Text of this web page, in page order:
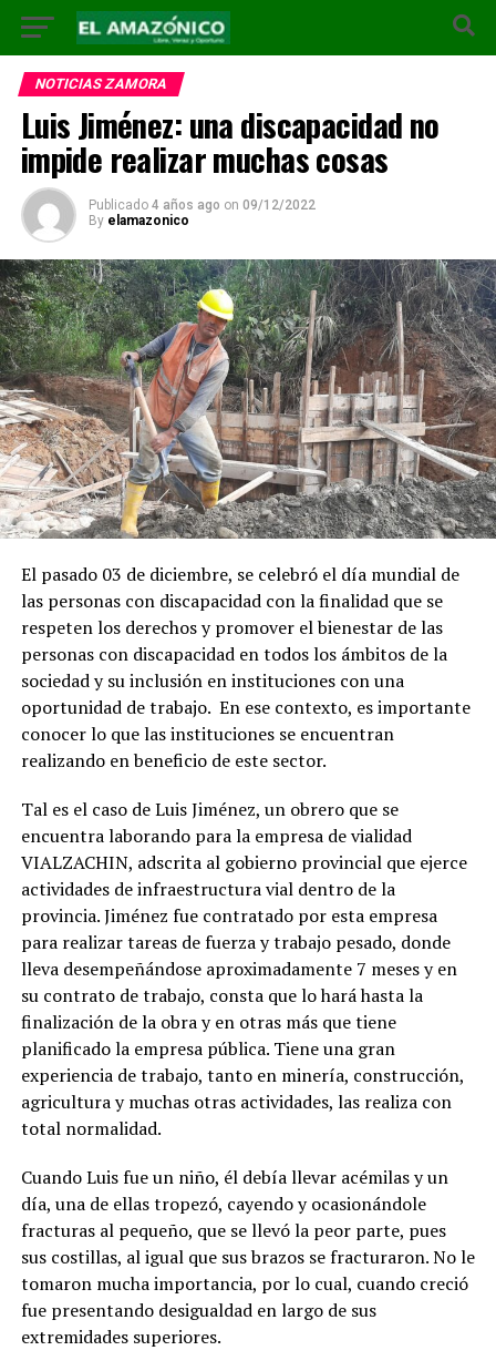
NOTICIAS ZAMORA
Luis Jiménez: una discapacidad no
impide realizar muchas cosas
Publicado 4 años ago on 09/12/2022
By elamazonico
El pasado 03 de diciembre, se celebró el día mundial de
las personas con discapacidad con la finalidad que se
respeten los derechos y promover el bienestar de las
personas con discapacidad en todos los ámbitos de la
sociedad y su inclusión en instituciones con una
oportunidad de trabajo. En ese contexto, es importante
conocer lo que las instituciones se encuentran
realizando en beneficio de este sector.
Tal es el caso de Luis Jiménez, un obrero que se
encuentra laborando para la empresa de vialidad
VIALZACHIN, adscrita al gobierno provincial que ejerce
actividades de infraestructura vial dentro de la
provincia. Jiménez fue contratado por esta empresa
para realizar tareas de fuerza y trabajo pesado, donde
lleva desempeñándose aproximadamente 7 meses y en
su contrato de trabajo, consta que lo hará hasta la
finalización de la obra y en otras más que tiene
planificado la empresa pública. Tiene una gran
experiencia de trabajo, tanto en minería, construcción,
agricultura y muchas otras actividades, las realiza con
total normalidad.
Cuando Luis fue un niño, él debía llevar acémilas y un
día, una de ellas tropezó, cayendo y ocasionándole
fracturas al pequeño, que se llevó la peor parte, pues
sus costillas, al igual que sus brazos se fracturaron. No le
tomaron mucha importancia, por lo cual, cuando creció
fue presentando desigualdad en largo de sus
extremidades superiores.